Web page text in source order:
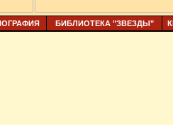
БИБЛИОТЕКА "ЗВЕЗДЫ"